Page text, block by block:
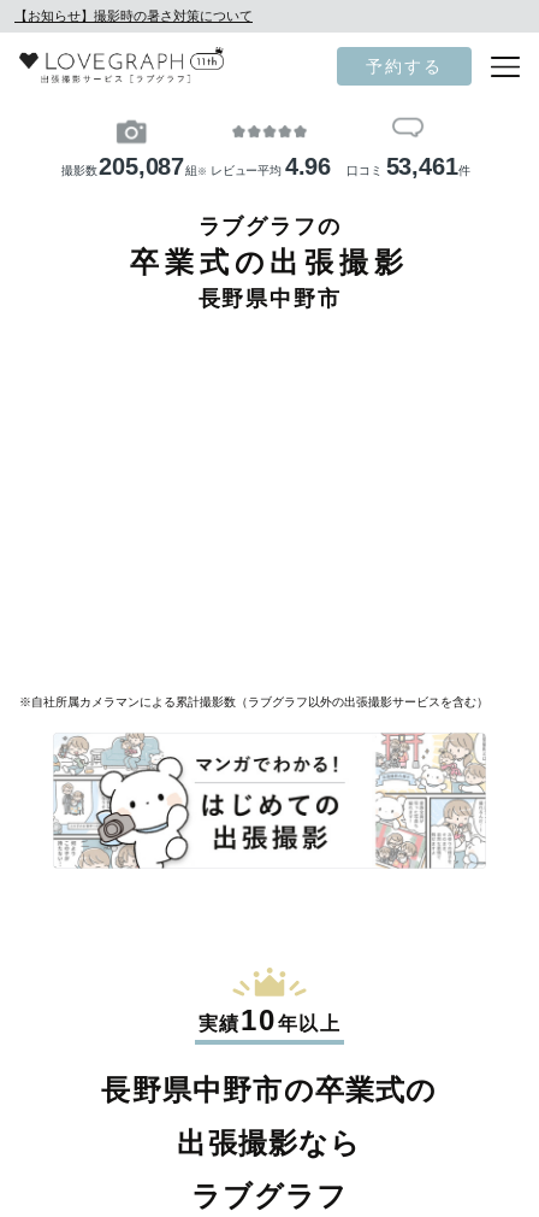
【お知らせ】撮影時の暑さ対策について
予約する
撮影数205,087組 ※ レビュー平均 4.96 口コミ 53,461件
ラブグラフの
卒業式の出張撮影
長野県中野市
※自社所属カメラマンによる累計撮影数（ラブグラフ以外の出張撮影サービスを含む）
実績10年以上
長野県中野市の卒業式の
出張撮影なら
ラブグラフ